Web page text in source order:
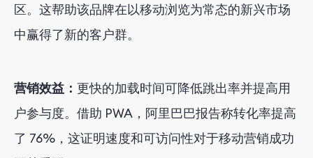
区。这帮助该品牌在以移动浏览为常态的新兴市场
中赢得了新的客户群。
营销效益： 更快的加载时间可降低跳出率并提高用
户参与度。借助 PWA，阿里巴巴报告称转化率提高
了 76%，这证明速度和可访问性对于移动营销成功